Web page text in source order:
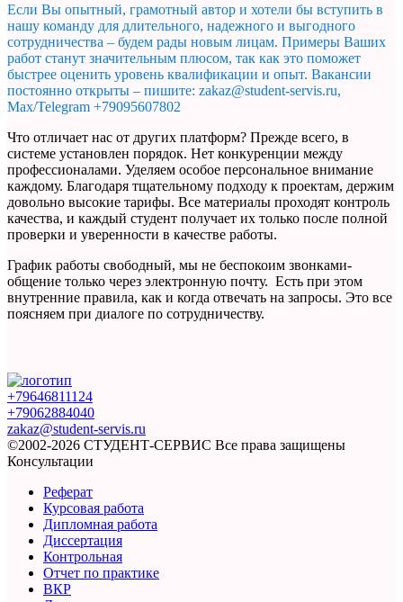
Если Вы опытный, грамотный автор и хотели бы вступить в
нашу команду для длительного, надежного и выгодного
сотрудничества – будем рады новым лицам. Примеры Ваших
работ станут значительным плюсом, так как это поможет
быстрее оценить уровень квалификации и опыт. Вакансии
постоянно открыты – пишите: zakaz@student-servis.ru,
Max/Telegram +79095607802
Что отличает нас от других платформ? Прежде всего, в
системе установлен порядок. Нет конкуренции между
профессионалами. Уделяем особое персональное внимание
каждому. Благодаря тщательному подходу к проектам, держим
довольно высокие тарифы. Все материалы проходят контроль
качества, и каждый студент получает их только после полной
проверки и уверенности в качестве работы.
График работы свободный, мы не беспокоим звонками-
общение только через электронную почту. Есть при этом
внутренние правила, как и когда отвечать на запросы. Это все
поясняем при диалоге по сотрудничеству.
+79646811124
+79062884040
zakaz@student-servis.ru
©2002-2026 СТУДЕНТ-СЕРВИС Все права защищены
Консультации
Реферат
Курсовая работа
Дипломная работа
Диссертация
Контрольная
Отчет по практике
ВКР